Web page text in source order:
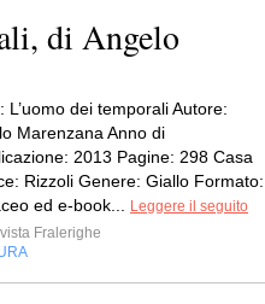
di Angelo
L’uomo dei temporali Autore:
Marenzana Anno di
2013 Pagine: 298 Casa
Rizzoli Genere: Giallo Formato:
ed e-book... Leggere il seguito
Fralerighe